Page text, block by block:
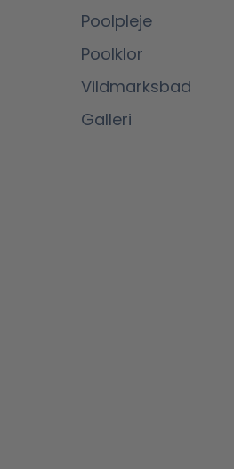
Poolpleje
Poolklor
Vildmarksbad
Galleri